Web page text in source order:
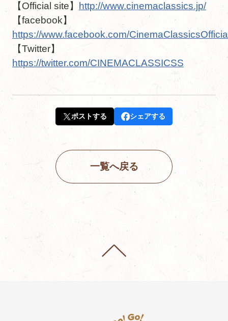
【Official site】
http://www.cinemaclassics.jp/
【facebook】
https://www.facebook.com/
【Twitter】
https://twitter.com/CINEMACLASSICSS
ポストする シェアする
一覧へ戻る